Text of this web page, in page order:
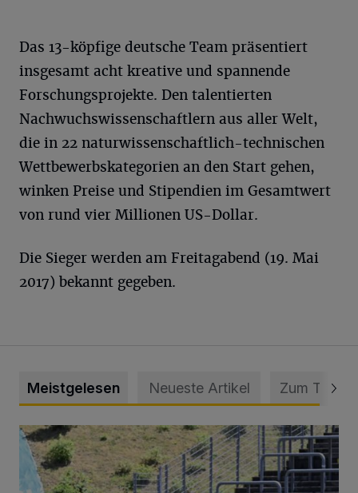
Das 13-köpfige deutsche Team präsentiert
insgesamt acht kreative und spannende
Forschungsprojekte. Den talentierten
Nachwuchswissenschaftlern aus aller Welt,
die in 22 naturwissenschaftlich-technischen
Wettbewerbskategorien an den Start gehen,
winken Preise und Stipendien im Gesamtwert
von rund vier Millionen US-Dollar.
Die Sieger werden am Freitagabend (19. Mai
2017) bekannt gegeben.
Meistgelesen Neueste Artikel Zum Thema
Liveticker: Wuppertaler SV – SpVg. Schonnebeck